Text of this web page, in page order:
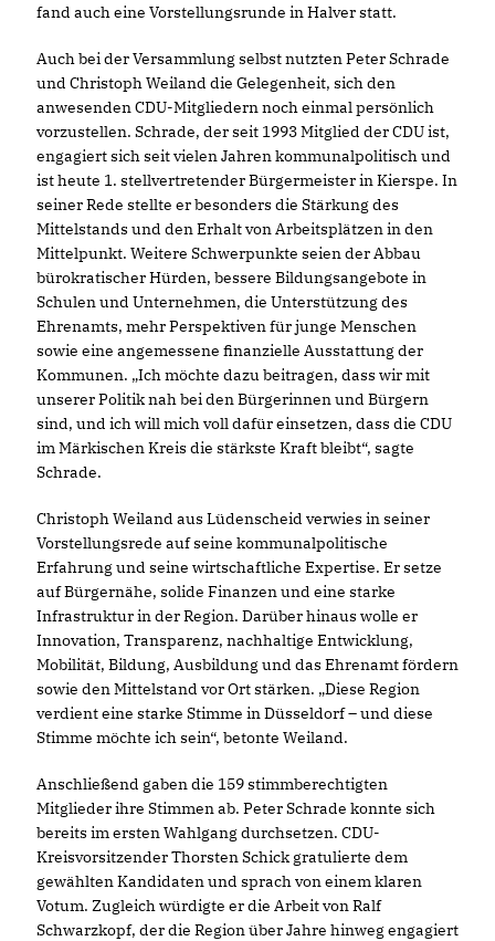
fand auch eine Vorstellungsrunde in Halver statt.
Auch bei der Versammlung selbst nutzten Peter Schrade
und Christoph Weiland die Gelegenheit, sich den
anwesenden CDU-Mitgliedern noch einmal persönlich
vorzustellen. Schrade, der seit 1993 Mitglied der CDU ist,
engagiert sich seit vielen Jahren kommunalpolitisch und
ist heute 1. stellvertretender Bürgermeister in Kierspe. In
seiner Rede stellte er besonders die Stärkung des
Mittelstands und den Erhalt von Arbeitsplätzen in den
Mittelpunkt. Weitere Schwerpunkte seien der Abbau
bürokratischer Hürden, bessere Bildungsangebote in
Schulen und Unternehmen, die Unterstützung des
Ehrenamts, mehr Perspektiven für junge Menschen
sowie eine angemessene finanzielle Ausstattung der
Kommunen. „Ich möchte dazu beitragen, dass wir mit
unserer Politik nah bei den Bürgerinnen und Bürgern
sind, und ich will mich voll dafür einsetzen, dass die CDU
im Märkischen Kreis die stärkste Kraft bleibt“, sagte
Schrade.
Christoph Weiland aus Lüdenscheid verwies in seiner
Vorstellungsrede auf seine kommunalpolitische
Erfahrung und seine wirtschaftliche Expertise. Er setze
auf Bürgernähe, solide Finanzen und eine starke
Infrastruktur in der Region. Darüber hinaus wolle er
Innovation, Transparenz, nachhaltige Entwicklung,
Mobilität, Bildung, Ausbildung und das Ehrenamt fördern
sowie den Mittelstand vor Ort stärken. „Diese Region
verdient eine starke Stimme in Düsseldorf – und diese
Stimme möchte ich sein“, betonte Weiland.
Anschließend gaben die 159 stimmberechtigten
Mitglieder ihre Stimmen ab. Peter Schrade konnte sich
bereits im ersten Wahlgang durchsetzen. CDU-
Kreisvorsitzender Thorsten Schick gratulierte dem
gewählten Kandidaten und sprach von einem klaren
Votum. Zugleich würdigte er die Arbeit von Ralf
Schwarzkopf, der die Region über Jahre hinweg engagiert